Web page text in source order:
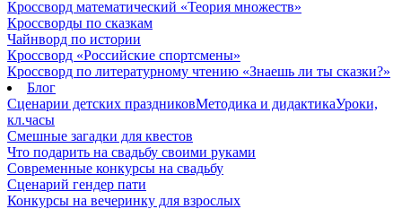
Кроссворд математический «Теория множеств»
Кроссворды по сказкам
Чайнворд по истории
Кроссворд «Российские спортсмены»
Кроссворд по литературному чтению «Знаешь ли ты сказки?»
Блог
Сценарии детских праздниковМетодика и дидактикаУроки,
кл.часы
Смешные загадки для квестов
Что подарить на свадьбу своими руками
Современные конкурсы на свадьбу
Сценарий гендер пати
Конкурсы на вечеринку для взрослых